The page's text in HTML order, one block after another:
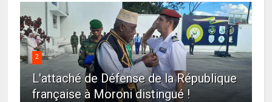
2
L'attaché de Défense de la République
française à Moroni distingué !